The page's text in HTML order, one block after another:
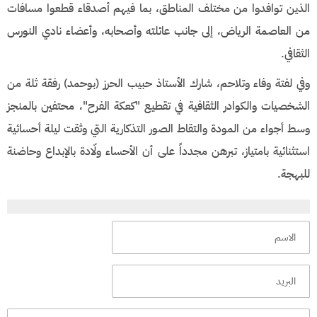
الذين توافدوا من مختلف المناطق، بما فيهم أصدقاء قطعوا مسافات
من العاصمة الرياض، إلى جانب عائلته وأصحابه، وأعضاء نادي النورس
الثقافي.
​وفي لفتة وفاء وتلاحم، شارك الأستاذ حبيب الحرز (بوحمد) رفقة ثلة من
الشخصيات والكوادر الثقافية في تقطيع "كعكة الفرح"، محتفين بالمنجز
وسط أجواء من المودة والتقاط الصور التذكارية التي وثقت ليلة أحسائية
استثنائية بامتياز، تبرهن مجدداً على أن الأحساء ولّادة بالإبداع وحاضنة
للبهجة.